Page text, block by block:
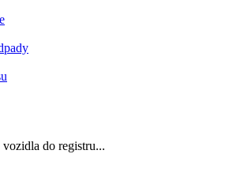
do registru...